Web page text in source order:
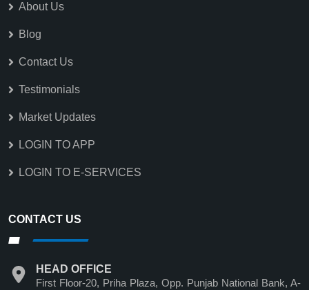
About Us
Blog
Contact Us
Testimonials
Market Updates
LOGIN TO APP
LOGIN TO E-SERVICES
CONTACT US
HEAD OFFICE
First Floor-20, Priha Plaza, Opp. Punjab National Bank, A-